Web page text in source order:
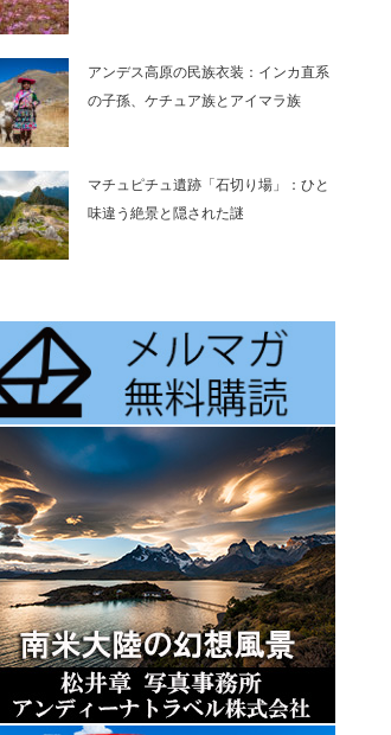
アンデス高原の民族衣装：インカ直系
の子孫、ケチュア族とアイマラ族
マチュピチュ遺跡「石切り場」：ひと
味違う絶景と隠された謎